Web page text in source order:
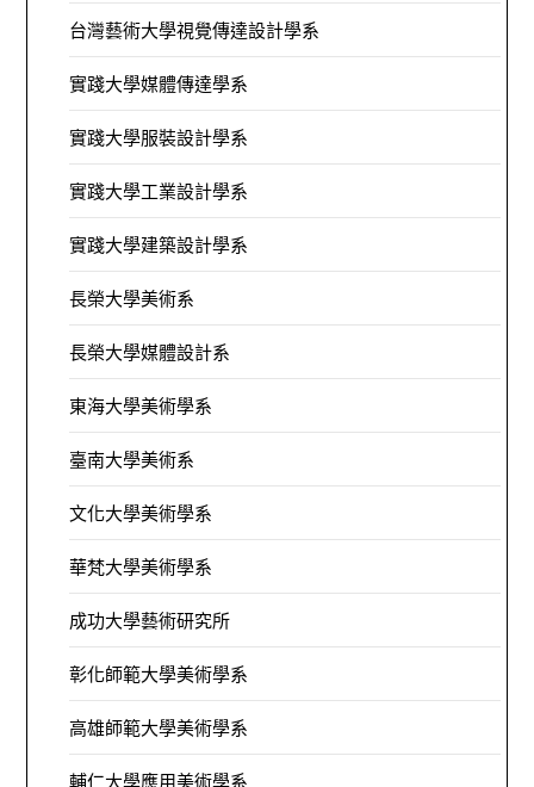
台灣藝術大學視覺傳達設計學系
實踐大學媒體傳達學系
實踐大學服裝設計學系
實踐大學工業設計學系
實踐大學建築設計學系
長榮大學美術系
長榮大學媒體設計系
東海大學美術學系
臺南大學美術系
文化大學美術學系
華梵大學美術學系
成功大學藝術研究所
彰化師範大學美術學系
高雄師範大學美術學系
輔仁大學應用美術學系